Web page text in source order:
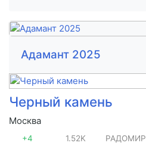
Адамант 2025
Черный камень
Москва
+4 1.52K РАДОМИР